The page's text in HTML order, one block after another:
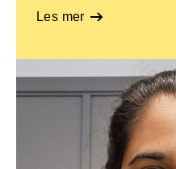
Les mer